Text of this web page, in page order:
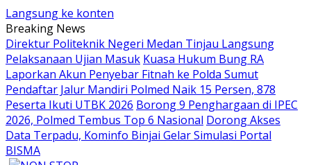
Langsung ke konten
Breaking News
Direktur Politeknik Negeri Medan Tinjau Langsung
Pelaksanaan Ujian Masuk Kuasa Hukum Bung RA
Laporkan Akun Penyebar Fitnah ke Polda Sumut
Pendaftar Jalur Mandiri Polmed Naik 15 Persen, 878
Peserta Ikuti UTBK 2026 Borong 9 Penghargaan di IPEC
2026, Polmed Tembus Top 6 Nasional Dorong Akses
Data Terpadu, Kominfo Binjai Gelar Simulasi Portal
BISMA